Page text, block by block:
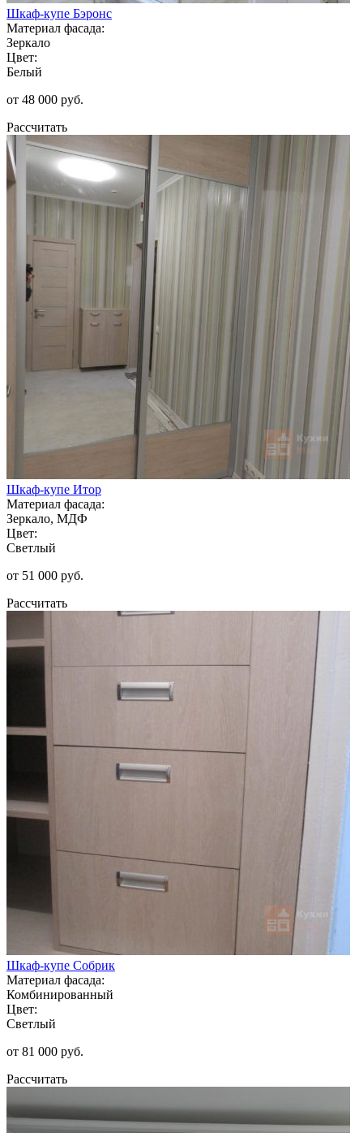
Шкаф-купе Бэронс
Материал фасада:
Зеркало
Цвет:
Белый
от 48 000 руб.
Рассчитать
Шкаф-купе Итор
Материал фасада:
Зеркало, МДФ
Цвет:
Светлый
от 51 000 руб.
Рассчитать
Шкаф-купе Собрик
Материал фасада:
Комбинированный
Цвет:
Светлый
от 81 000 руб.
Рассчитать